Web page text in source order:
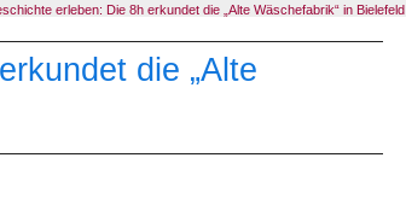
erleben: Die 8h erkundet die „Alte Wäschefabrik“ in Bielefeld
die „Alte